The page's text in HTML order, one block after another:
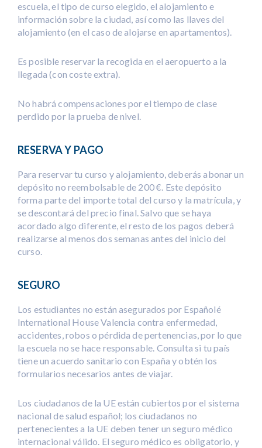
escuela, el tipo de curso elegido, el alojamiento e
información sobre la ciudad, así como las llaves del
alojamiento (en el caso de alojarse en apartamentos).
Es posible reservar la recogida en el aeropuerto a la
llegada (con coste extra).
No habrá compensaciones por el tiempo de clase
perdido por la prueba de nivel.
RESERVA Y PAGO
Para reservar tu curso y alojamiento, deberás abonar un
depósito no reembolsable de 200 €. Este depósito
forma parte del importe total del curso y la matrícula, y
se descontará del precio final. Salvo que se haya
acordado algo diferente, el resto de los pagos deberá
realizarse al menos dos semanas antes del inicio del
curso.
SEGURO
Los estudiantes no están asegurados por Españolé
International House Valencia contra enfermedad,
accidentes, robos o pérdida de pertenencias, por lo que
la escuela no se hace responsable. Consulta si tu país
tiene un acuerdo sanitario con España y obtén los
formularios necesarios antes de viajar.
Los ciudadanos de la UE están cubiertos por el sistema
nacional de salud español; los ciudadanos no
pertenecientes a la UE deben tener un seguro médico
internacional válido. El seguro médico es obligatorio, y